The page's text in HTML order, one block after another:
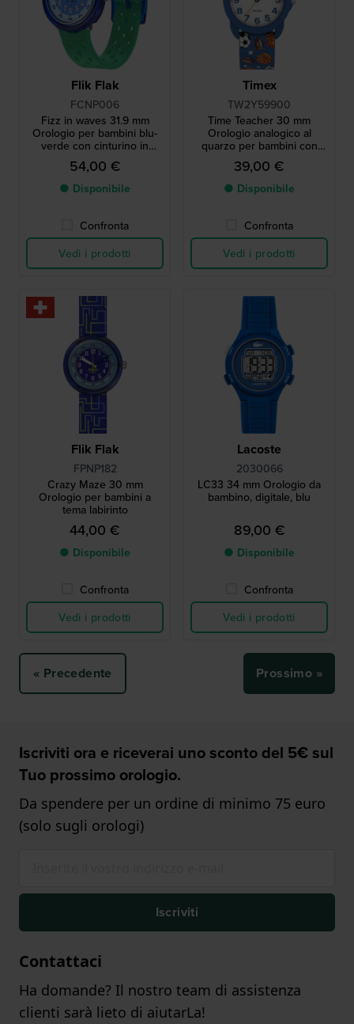
Flik Flak
FCNP006
Fizz in waves 31.9 mm
Orologio per bambini blu-
verde con cinturino in
silicone
54,00 €
● Disponibile
Confronta
Vedi i prodotti
Timex
TW2Y59900
Time Teacher 30 mm
Orologio analogico al
quarzo per bambini con
lancette di facile lettura
39,00 €
● Disponibile
Confronta
Vedi i prodotti
Flik Flak
FPNP182
Crazy Maze 30 mm
Orologio per bambini a
tema labirinto
44,00 €
● Disponibile
Confronta
Vedi i prodotti
Lacoste
2030066
LC33 34 mm Orologio da
bambino, digitale, blu
89,00 €
● Disponibile
Confronta
Vedi i prodotti
« Precedente Prossimo »
Iscriviti ora e riceverai uno sconto del 5€ sul
Tuo prossimo orologio.
Da spendere per un ordine di minimo 75 euro
(solo sugli orologi)
Iscriviti
Contattaci
Ha domande? Il nostro team di assistenza
clienti sarà lieto di aiutarLa!